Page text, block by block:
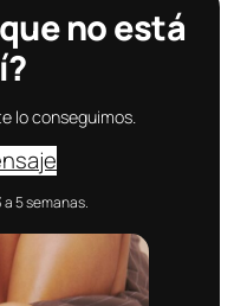
no está
lo conseguimos.
5 semanas.